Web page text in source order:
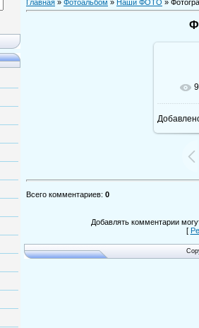
Главная » Фотоальбом » Наши ФОТО »
Всего комментариев: 0
Добавлять комментарии
[